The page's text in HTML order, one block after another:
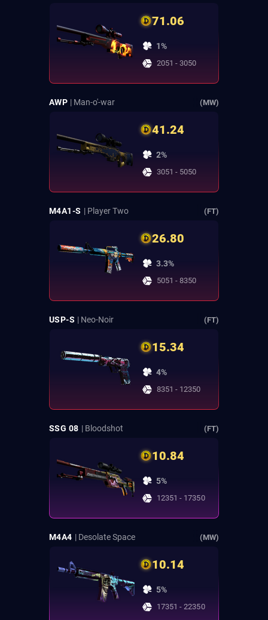
71.06
1%
2051 - 3050
AWP | Man-o'-war (MW)
41.24
2%
3051 - 5050
M4A1-S | Player Two (FT)
26.80
3.3%
5051 - 8350
USP-S | Neo-Noir (FT)
15.34
4%
8351 - 12350
SSG 08 | Bloodshot (FT)
10.84
5%
12351 - 17350
M4A4 | Desolate Space (MW)
10.14
5%
17351 - 22350